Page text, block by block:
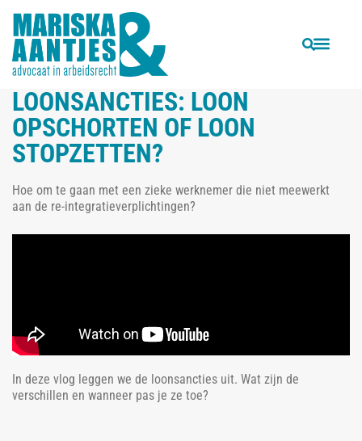
VORIGE VOLGENDE
LOONSANCTIES: LOON
OPSCHORTEN OF LOON
STOPZETTEN?
Hoe om te gaan met een zieke werknemer die niet meewerkt
aan de re-integratieverplichtingen?
In deze vlog leggen we de loonsancties uit. Wat zijn de
verschillen en wanneer pas je ze toe?